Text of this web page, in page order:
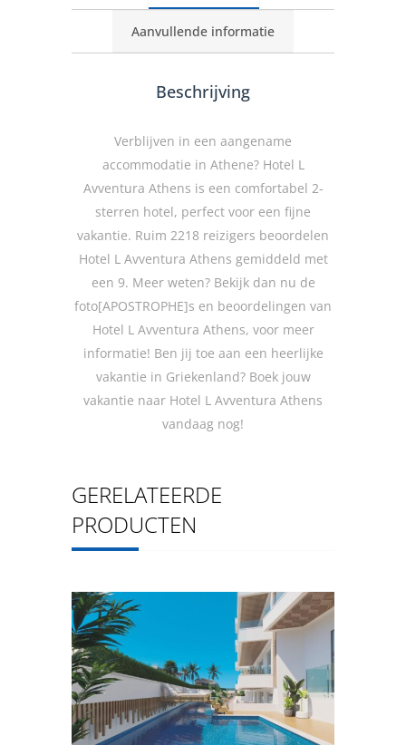
Aanvullende informatie
Beschrijving
Verblijven in een aangename
accommodatie in Athene? Hotel L
Avventura Athens is een comfortabel 2-
sterren hotel, perfect voor een fijne
vakantie. Ruim 2218 reizigers beoordelen
Hotel L Avventura Athens gemiddeld met
een 9. Meer weten? Bekijk dan nu de
foto[APOSTROPHE]s en beoordelingen van
Hotel L Avventura Athens, voor meer
informatie! Ben jij toe aan een heerlijke
vakantie in Griekenland? Boek jouw
vakantie naar Hotel L Avventura Athens
vandaag nog!
GERELATEERDE
PRODUCTEN